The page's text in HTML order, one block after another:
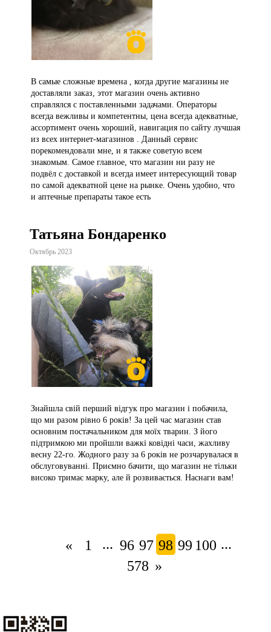
В самые сложные времена , когда другие магазины не
доставляли заказ, этот магазин очень активно
справлялся с поставленными задачами. Операторы
всегда вежливы и компетентны, цена всегда адекватные,
ассортимент очень хороший, навигация по сайту лучшая
из всех интернет-магазинов . Данный сервис
порекомендовали мне, и я также советую всем
знакомым. Самое главное, что магазин ни разу не
подвёл с доставкой и всегда имеет интересующий товар
по самой адекватной цене на рынке. Очень удобно, что
и аптечные препараты такое есть
Татьяна Бондаренко
Октябрь 2023
Знайшла свій перший відгук про магазин і побачила,
що ми разом рівно 6 років! За цей час магазин став
основним постачальником для моїх тварин. З його
підтримкою ми пройшли важкі ковідні часи, жахливу
весну 22-го. Жодного разу за 6 років не розчарувалася в
обслуговуванні. Приємно бачити, що магазин не тільки
високо тримає марку, але й розвивається. Наснаги вам!
« 1 ... 96 97 98 99 100 ...
578 »